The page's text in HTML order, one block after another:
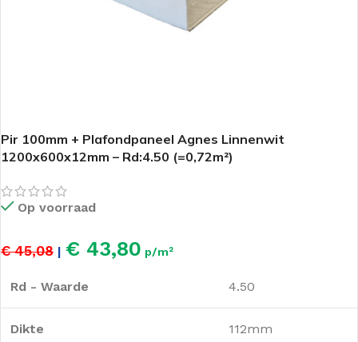
Pir 100mm + Plafondpaneel Agnes Linnenwit
1200x600x12mm – Rd:4.50 (=0,72m²)
Op voorraad
€ 45,08 | € 43,80 p/m²
Rd - Waarde 4.50
Dikte 112mm